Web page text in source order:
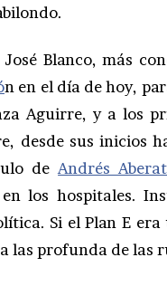
Blanco, más
n en el día de hoy,
Aguirre, y a los
desde sus inicios
de Andrés
en los hospitales.
Si el Plan E
las profunda de las